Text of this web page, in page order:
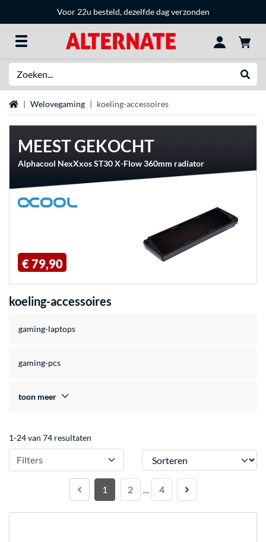
Voor 22u besteld, dezelfde dag verzonden
HomeWelovegaming koeling-accessoires
MEEST GEKOCHT
Alphacool NexXxos ST30 X-Flow 360mm radiator
€ 79,90
koeling-accessoires
gaming-laptops
gaming-pcs
toon meer
1-24 van 74 resultaten
Filters Sorteren
1 2 … 4